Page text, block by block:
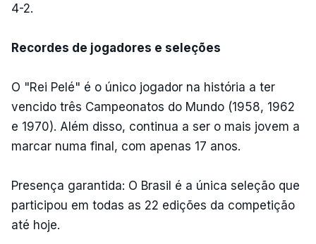
4-2.
Recordes de jogadores e seleções
O "Rei Pelé" é o único jogador na história a ter
vencido três Campeonatos do Mundo (1958, 1962
e 1970). Além disso, continua a ser o mais jovem a
marcar numa final, com apenas 17 anos.
Presença garantida: O Brasil é a única seleção que
participou em todas as 22 edições da competição
até hoje.